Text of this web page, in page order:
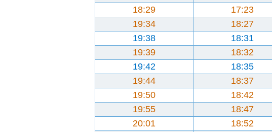
17:23
18:29
18:27
19:34
18:31
19:38
18:32
19:39
18:35
19:42
18:37
19:44
18:42
19:50
18:47
19:55
18:52
20:01